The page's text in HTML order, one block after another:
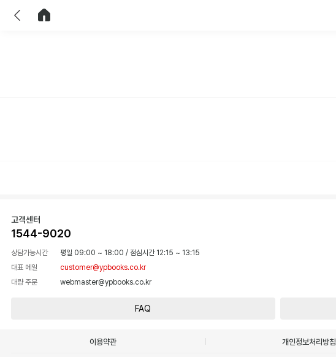
고객센터
1544-9020
상담가능시간 평일 09:00 ~ 18:00 / 점심시간 12:15 ~ 13:15
대표 메일
customer@ypbooks.co.kr
대량 주문
webmaster@ypbooks.co.kr
FAQ
이용약관 개인정보처리방침